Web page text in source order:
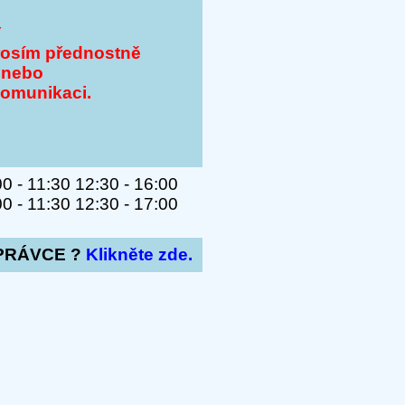
přednostně
- 11:30 12:30 - 16:00
- 11:30 12:30 - 17:00
? Klikněte zde.